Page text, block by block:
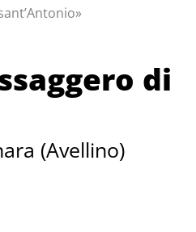
di
(Avellino)